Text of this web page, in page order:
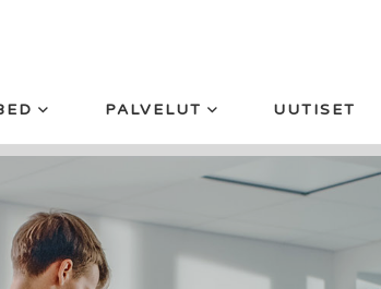
PALVELUT UUTISET